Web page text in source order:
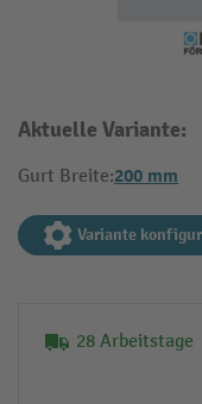
Aktuelle Variante:
Gurt Breite:200 mm
Variante
28 Arbeitstage